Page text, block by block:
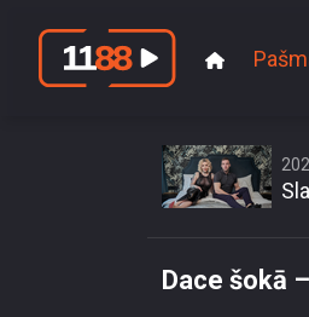
Dace šokā